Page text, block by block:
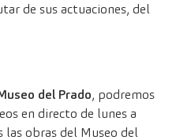
de sus actuaciones, del
del Prado, podremos
en directo de lunes a
las obras del Museo del